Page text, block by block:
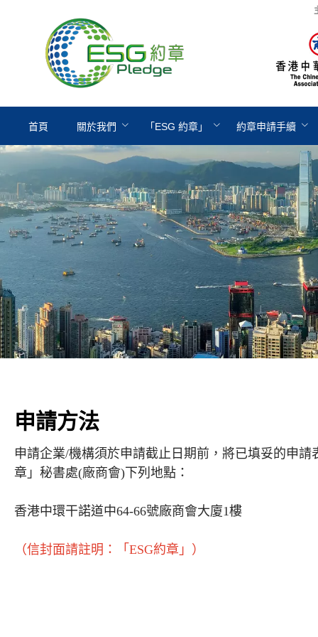
首頁 關於我們 「ESG 約章」 約章申請手續
申請方法
申請企業/機構須於申請截止日期前，將已填妥的申
章」秘書處(廠商會)下列地點：
香港中環干諾道中64-66號廠商會大廈1樓
（信封面請註明：「ESG約章」）